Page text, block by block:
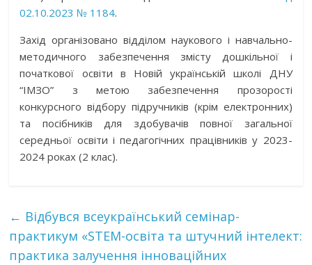
02.10.2023 № 1184.
Захід організовано відділом наукового і навчально-
методичного забезпечення змісту дошкільної і
початкової освіти в Новій українській школі ДНУ
“ІМЗО” з метою забезпечення прозорості
конкурсного відбору підручників (крім електронних)
та посібників для здобувачів повної загальної
середньої освіти і педагогічних працівників у 2023-
2024 роках (2 клас).
← Відбувся всеукраїнський семінар-
практикум «STEM-освіта та штучний інтелект:
практика залучення інноваційних